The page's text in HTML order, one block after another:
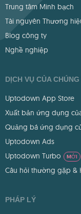
Trung tâm Minh bạch
Tài nguyên Thương
Blog công ty
Nghề nghiệp
DỊCH VỤ CỦA
Uptodown App Store
Xuất bản ứng dụng
Quảng bá ứng dụng
Uptodown Ads
Uptodown Turbo
MỚI
Câu hỏi thường gặp &
PHÁP LÝ